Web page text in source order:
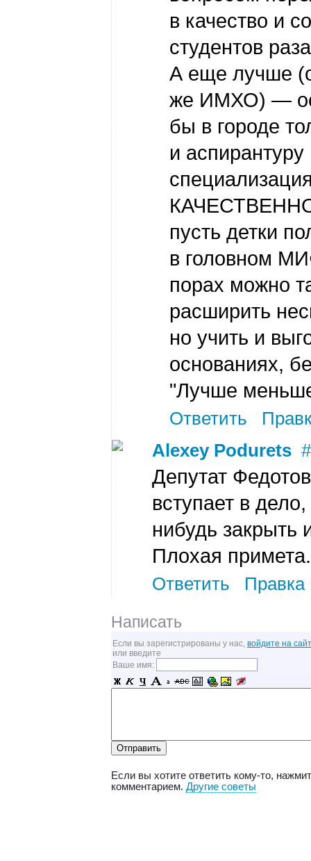
в качество и
студентов
А еще лучше
же ИМХО) —
бы в городе
и
пусть детки
в головном
порах можно
расширить
но учить и
основаниях,
"Лучше
Ответить
Alexey Podurets #
Депутат
вступает в
нибудь закрыть
Плохая
Ответить Правка
Написать
Если вы зарегистрированы у нас, войдите на сайт
или введите
Ваше имя:
Если вы хотите ответить кому-то,
комментарием. Другие советы